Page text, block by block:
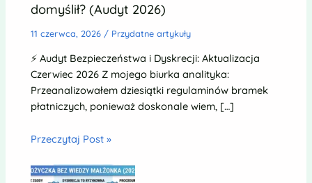
domyślił? (Audyt 2026)
11 czerwca, 2026 / Przydatne artykuły
⚡ Audyt Bezpieczeństwa i Dyskrecji: Aktualizacja
Czerwiec 2026 Z mojego biurka analityka:
Przeanalizowałem dziesiątki regulaminów bramek
płatniczych, ponieważ doskonale wiem, […]
Przeczytaj Post »